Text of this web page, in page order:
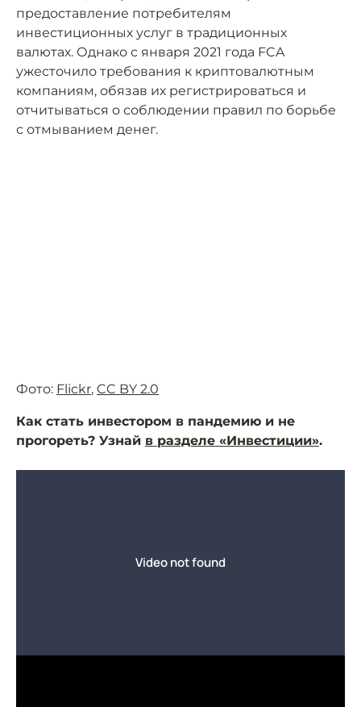
предоставление потребителям
инвестиционных услуг в традиционных
валютах. Однако с января 2021 года FCA
ужесточило требования к криптовалютным
компаниям, обязав их регистрироваться и
отчитываться о соблюдении правил по борьбе
с отмыванием денег.
Фото: Flickr, CC BY 2.0
Как стать инвестором в пандемию и не
прогореть? Узнай в разделе «Инвестиции».